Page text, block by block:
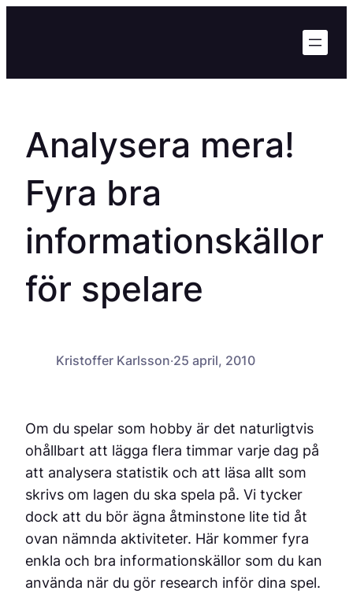
Analysera mera!
Fyra bra
informationskällor
för spelare
Kristoffer Karlsson·25 april, 2010
Om du spelar som hobby är det naturligtvis
ohållbart att lägga flera timmar varje dag på
att analysera statistik och att läsa allt som
skrivs om lagen du ska spela på. Vi tycker
dock att du bör ägna åtminstone lite tid åt
ovan nämnda aktiviteter. Här kommer fyra
enkla och bra informationskällor som du kan
använda när du gör research inför dina spel.